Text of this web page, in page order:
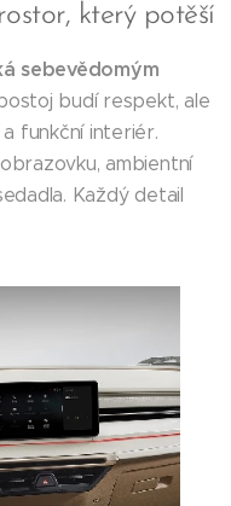
který potěší
sebevědomým
budí respekt, ale
funkční interiér.
ambientní
Každý detail